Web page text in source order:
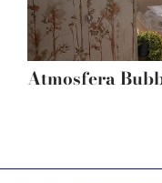
Atmosfera